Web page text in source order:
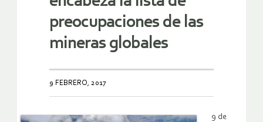
preocupaciones de las
mineras globales
9 FEBRERO, 2017
9 de